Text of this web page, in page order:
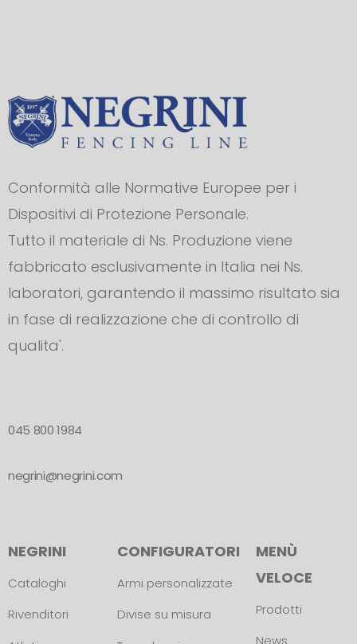
Conformità alle Normative Europee per i
Dispositivi di Protezione Personale.
Tutto il materiale di Ns. Produzione viene
fabbricato esclusivamente in Italia nei Ns.
laboratori, garantendo il massimo risultato sia
in fase di realizzazione che di controllo di
qualita'.
045 800 1984
negrini@negrini.com
NEGRINI
Cataloghi
Rivenditori
CONFIGURATORI
Armi personalizzate
Divise su misura
MENÙ
VELOCE
Prodotti